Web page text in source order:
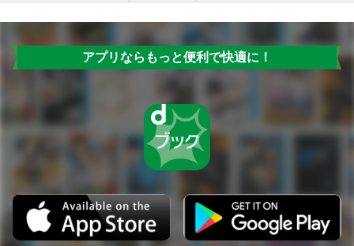
アプリならもっと便利で快適に！